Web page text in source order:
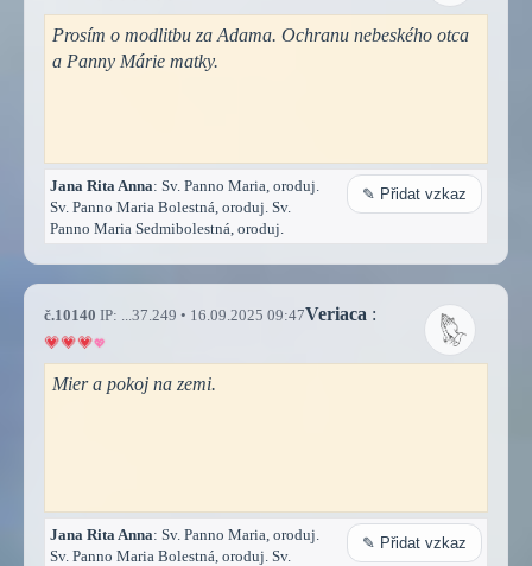
Prosím o modlitbu za Adama. Ochranu nebeského otca
a Panny Márie matky.
Jana Rita Anna: Sv. Panno Maria, oroduj.
Sv. Panno Maria Bolestná, oroduj. Sv.
Panno Maria Sedmibolestná, oroduj.
✎ Přidat vzkaz
č.10140 IP: ...37.249 • 16.09.2025 09:47Veriaca :
Mier a pokoj na zemi.
Jana Rita Anna: Sv. Panno Maria, oroduj.
Sv. Panno Maria Bolestná, oroduj. Sv.
✎ Přidat vzkaz